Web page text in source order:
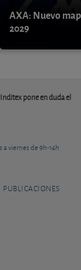
AXA: Nuevo
2029
Inditex pone en duda el
a viernes de 9h-14h
PUBLICACIONES